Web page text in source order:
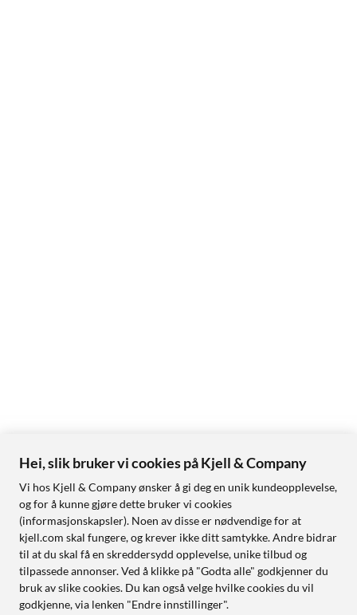
Hei, slik bruker vi cookies på Kjell & Company
Vi hos Kjell & Company ønsker å gi deg en unik kundeopplevelse,
og for å kunne gjøre dette bruker vi cookies
(informasjonskapsler). Noen av disse er nødvendige for at
kjell.com skal fungere, og krever ikke ditt samtykke. Andre bidrar
til at du skal få en skreddersydd opplevelse, unike tilbud og
tilpassede annonser. Ved å klikke på "Godta alle" godkjenner du
bruk av slike cookies. Du kan også velge hvilke cookies du vil
godkjenne, via lenken "Endre innstillinger".